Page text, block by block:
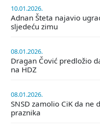
10.01.2026.
Adnan Šteta najavio
sljedeću zimu
08.01.2026.
Dragan Čović predložio
na HDZ
08.01.2026.
SNSD zamolio CiK da ne
praznika